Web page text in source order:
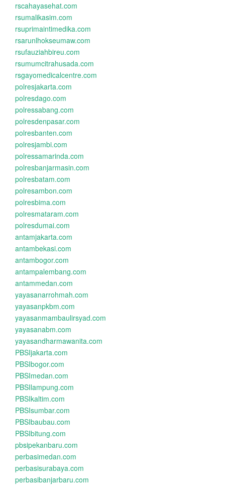
rscahayasehat.com
rsumalikasim.com
rsuprimaintimedika.com
rsarunlhokseumaw.com
rsufauziahbireu.com
rsumumcitrahusada.com
rsgayomedicalcentre.com
polresjakarta.com
polresdago.com
polressabang.com
polresdenpasar.com
polresbanten.com
polresjambi.com
polressamarinda.com
polresbanjarmasin.com
polresbatam.com
polresambon.com
polresbima.com
polresmataram.com
polresdumai.com
antamjakarta.com
antambekasi.com
antambogor.com
antampalembang.com
antammedan.com
yayasanarrohmah.com
yayasanpkbm.com
yayasanmambaulirsyad.com
yayasanabm.com
yayasandharmawanita.com
PBSIjakarta.com
PBSIbogor.com
PBSImedan.com
PBSIlampung.com
PBSIkaltim.com
PBSIsumbar.com
PBSIbaubau.com
PBSIbitung.com
pbsipekanbaru.com
perbasimedan.com
perbasisurabaya.com
perbasibanjarbaru.com